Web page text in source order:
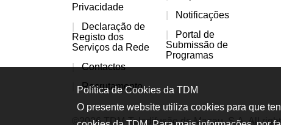
Privacidade
Declaração de
Registo dos
Serviços da Rede
Contactos
Recrutamento
Notificações
Portal de
Submissão de
Programas
©2026 TDM-Teledifusão de Macau, S.A. All
Política de Cookies da TDM
O presente website utiliza cookies para que